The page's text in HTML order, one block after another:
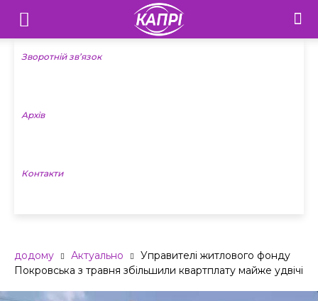
Телебачення
«Капрі»
Новини
Зворотній зв’язок
Архів
Контакти
додому Актуально
Управителі житлового фонду
Покровська з травня збільшили квартплату майже удвічі